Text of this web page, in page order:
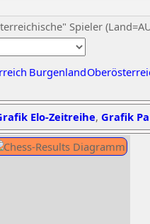
Spieler
Burgenland
Elo-Zeitreihe, Grafik